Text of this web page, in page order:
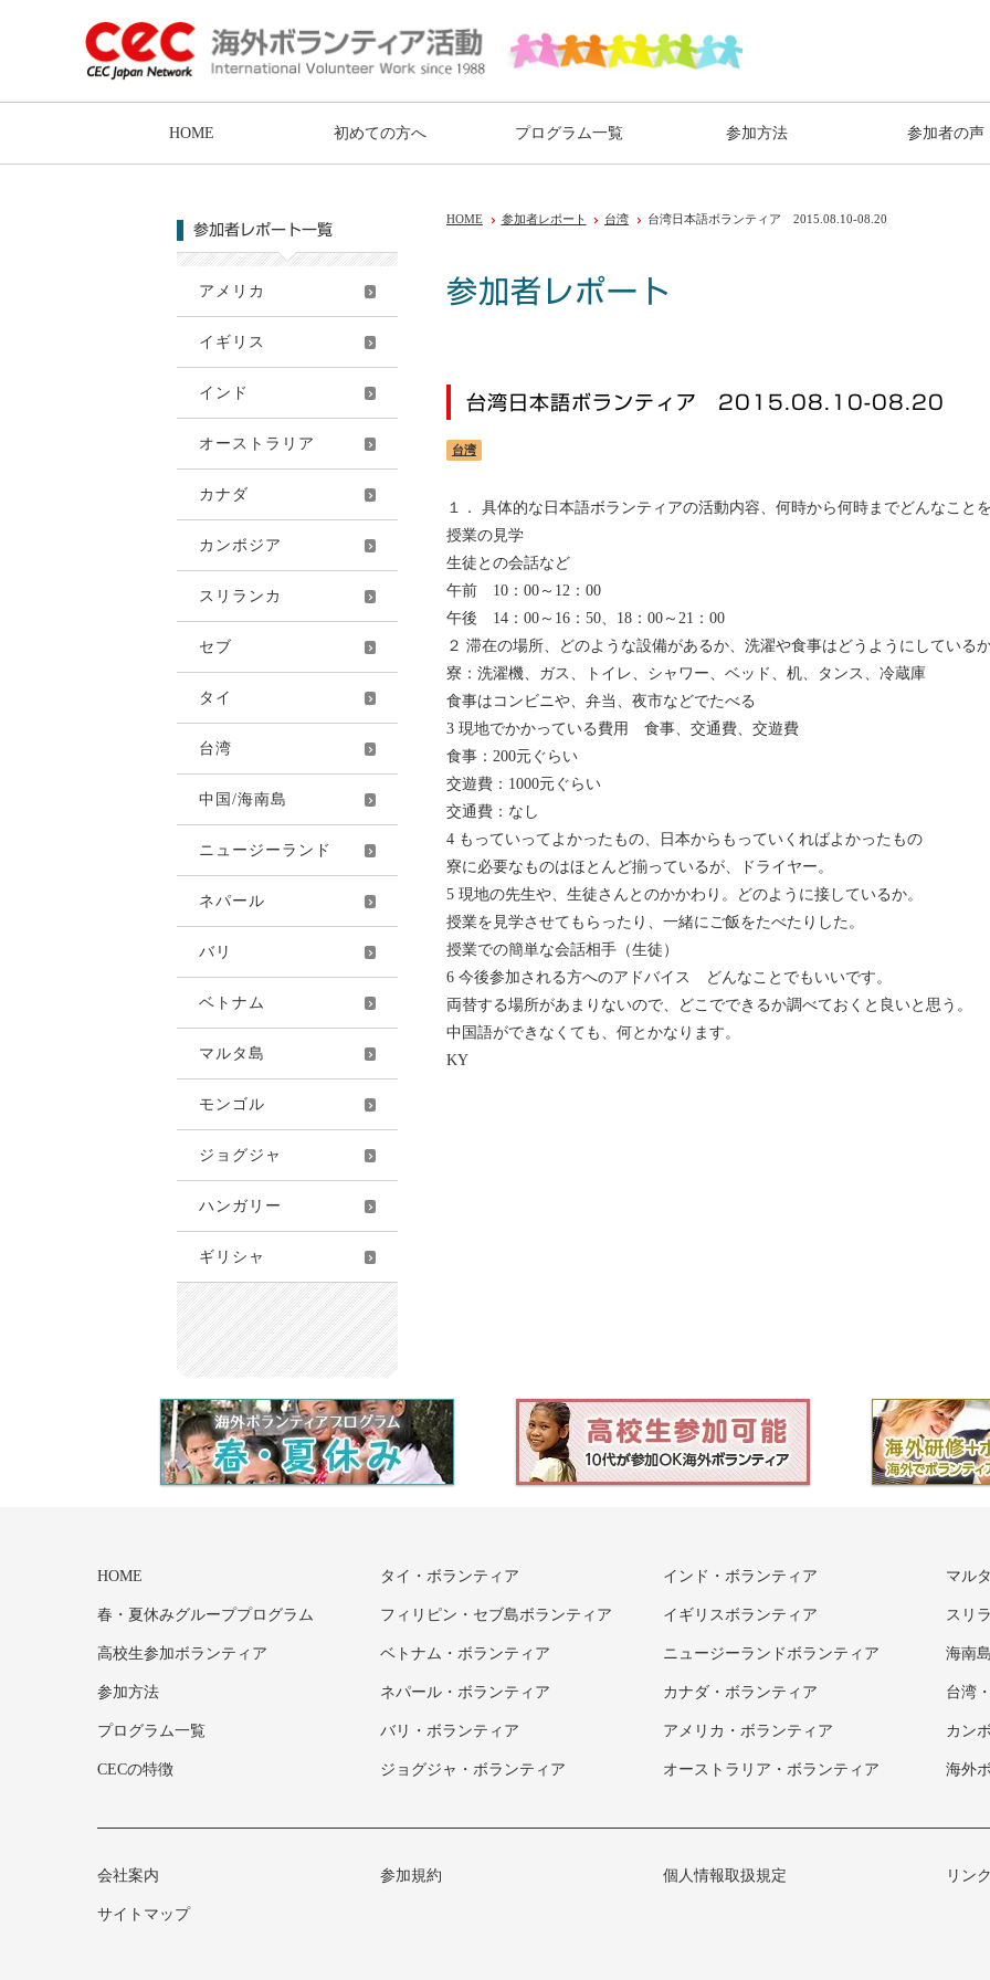
HOME 初めての方へ プログラム一覧 参加方法 参加者の声
参加者レポート一覧
アメリカ
イギリス
インド
オーストラリア
カナダ
カンボジア
スリランカ
セブ
タイ
台湾
中国/海南島
ニュージーランド
ネパール
バリ
ベトナム
マルタ島
モンゴル
ジョグジャ
ハンガリー
ギリシャ
HOME 参加者レポート 台湾 台湾日本語ボランティア 2015.08.10-08.20
参加者レポート
台湾日本語ボランティア 2015.08.10-08.20
台湾
１． 具体的な日本語ボランティアの活動内容、何時から何時までどんなこと
授業の見学
生徒との会話など
午前 10：00～12：00
午後 14：00～16：50、18：00～21：00
２ 滞在の場所、どのような設備があるか、洗濯や食事はどうようにしているか
寮：洗濯機、ガス、トイレ、シャワー、ベッド、机、タンス、冷蔵庫
食事はコンビニや、弁当、夜市などでたべる
3 現地でかかっている費用 食事、交通費、交遊費
食事：200元ぐらい
交遊費：1000元ぐらい
交通費：なし
4 もっていってよかったもの、日本からもっていくればよかったもの
寮に必要なものはほとんど揃っているが、ドライヤー。
5 現地の先生や、生徒さんとのかかわり。どのように接しているか。
授業を見学させてもらったり、一緒にご飯をたべたりした。
授業での簡単な会話相手（生徒）
6 今後参加される方へのアドバイス どんなことでもいいです。
両替する場所があまりないので、どこでできるか調べておくと良いと思う。
中国語ができなくても、何とかなります。
KY
HOME
春・夏休みグループプログラム
高校生参加ボランティア
参加方法
プログラム一覧
CECの特徴
タイ・ボランティア
フィリピン・セブ島ボランティア
ベトナム・ボランティア
ネパール・ボランティア
バリ・ボランティア
ジョグジャ・ボランティア
インド・ボランティア
イギリスボランティア
ニュージーランドボランティア
カナダ・ボランティア
アメリカ・ボランティア
オーストラリア・ボランティア
マル
スリ
海南
台湾
カン
海外
会社案内 参加規約 個人情報取扱規定 リンク
サイトマップ